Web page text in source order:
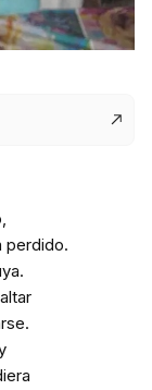
perdido.